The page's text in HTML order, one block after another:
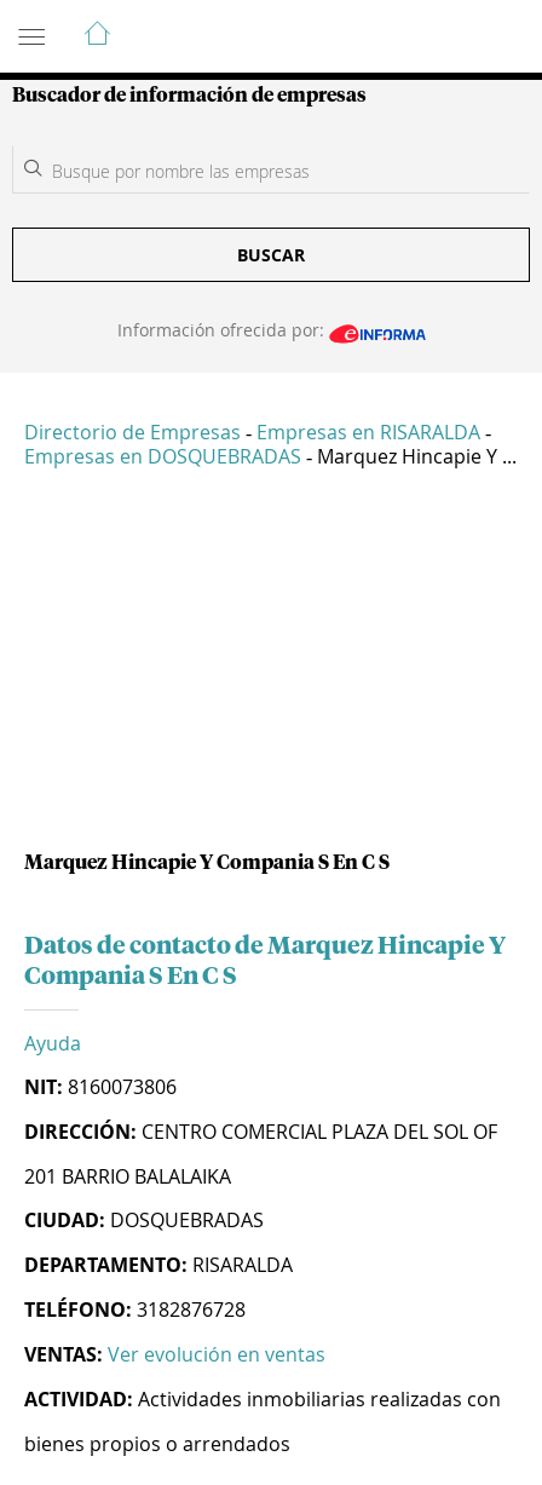
Guía de Empresas Colombianas
Buscador de información de empresas
BUSCAR
Información ofrecida por:
Directorio de Empresas - Empresas en RISARALDA -
Empresas en DOSQUEBRADAS - Marquez Hincapie Y ...
Marquez Hincapie Y Compania S En C S
Datos de contacto de Marquez Hincapie Y
Compania S En C S
Ayuda
NIT: 8160073806
DIRECCIÓN: CENTRO COMERCIAL PLAZA DEL SOL OF
201 BARRIO BALALAIKA
CIUDAD: DOSQUEBRADAS
DEPARTAMENTO: RISARALDA
TELÉFONO: 3182876728
VENTAS: Ver evolución en ventas
ACTIVIDAD: Actividades inmobiliarias realizadas con
bienes propios o arrendados